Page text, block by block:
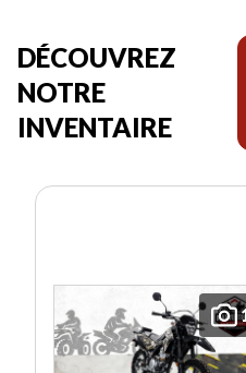
DÉCOUVREZ
NOTRE
INVENTAIRE